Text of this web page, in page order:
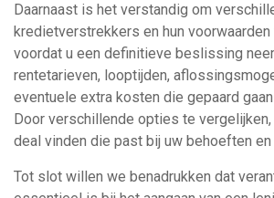
Daarnaast is het verstandig om
kredietverstrekkers en hun
voordat u een definitieve beslissing
rentetarieven, looptijden,
eventuele extra kosten die gepaard
Door verschillende opties te
deal vinden die past bij uw behoeften
Tot slot willen we benadrukken dat